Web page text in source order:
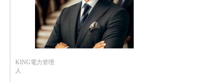
KING電力管理
人